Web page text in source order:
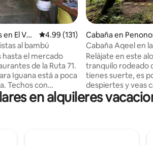
reseñas
El Vall
Calificación promedio: 4.99 de 5,
4.99 (131)
al bambú
hasta el mercado
de la Ruta 71.
Iguana está a poca
de techo
Cabaña en
Cabaña Aqeel en
Relájate en este
tranquilo rodeado
tienes suerte, es
despiertes y veas
blanca desde la
y avistes una gran
un sendero de 1
en alquileres